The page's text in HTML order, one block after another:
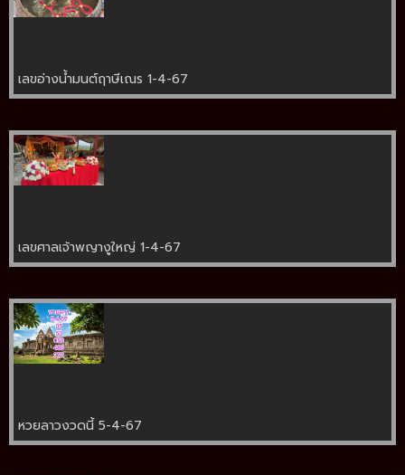
เลขอ่างน้ำมนต์ฤาษีเณร 1-4-67
เลขศาลเจ้าพญางูใหญ่ 1-4-67
หวยลาวงวดนี้ 5-4-67